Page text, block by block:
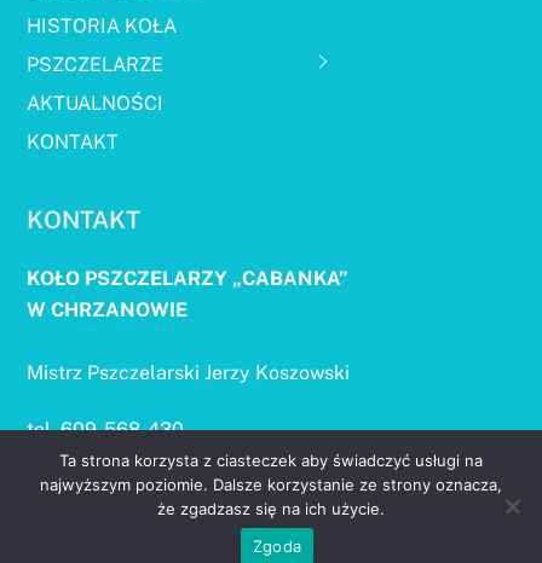
HISTORIA KOŁA
PSZCZELARZE
AKTUALNOŚCI
KONTAKT
KONTAKT
KOŁO PSZCZELARZY „CABANKA”
W CHRZANOWIE
Mistrz Pszczelarski Jerzy Koszowski
tel. 609-568-430
e-mail: koszowski.j@onet.pl
Ta strona korzysta z ciasteczek aby świadczyć usługi na
najwyższym poziomie. Dalsze korzystanie ze strony oznacza,
że zgadzasz się na ich użycie.
Zgoda